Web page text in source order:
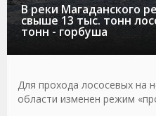
В реки Магаданского
свыше 13 тыс. тонн
тонн - горбуша
Для прохода лососевых на
области изменен режим